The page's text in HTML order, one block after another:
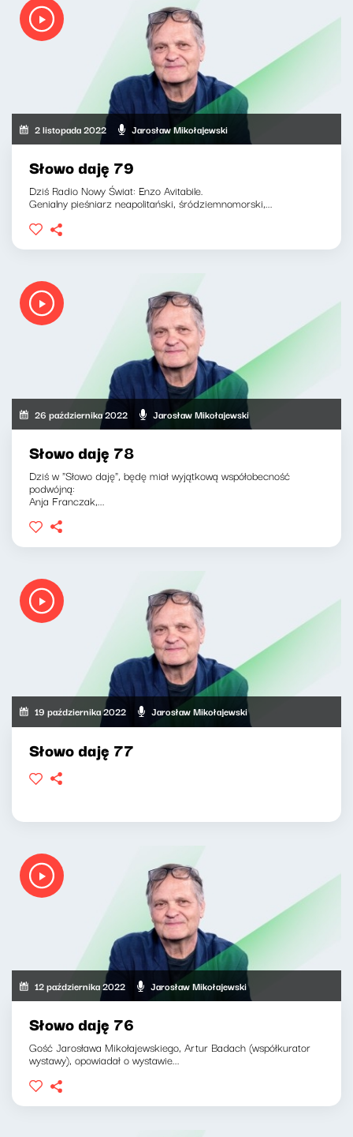
2 listopada 2022 Jarosław Mikołajewski
Słowo daję 79
Dziś Radio Nowy Świat: Enzo Avitabile.
Genialny pieśniarz neapolitański, śródziemnomorski,...
26 października 2022 Jarosław Mikołajewski
Słowo daję 78
Dziś w "Słowo daję", będę miał wyjątkową współobecność
podwójną:
Anja Franczak,...
19 października 2022 Jarosław Mikołajewski
Słowo daję 77
12 października 2022 Jarosław Mikołajewski
Słowo daję 76
Gość Jarosława Mikołajewskiego, Artur Badach (współkurator
wystawy), opowiadał o wystawie...